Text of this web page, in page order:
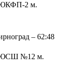
2 м.
– 62:48
№12 м.